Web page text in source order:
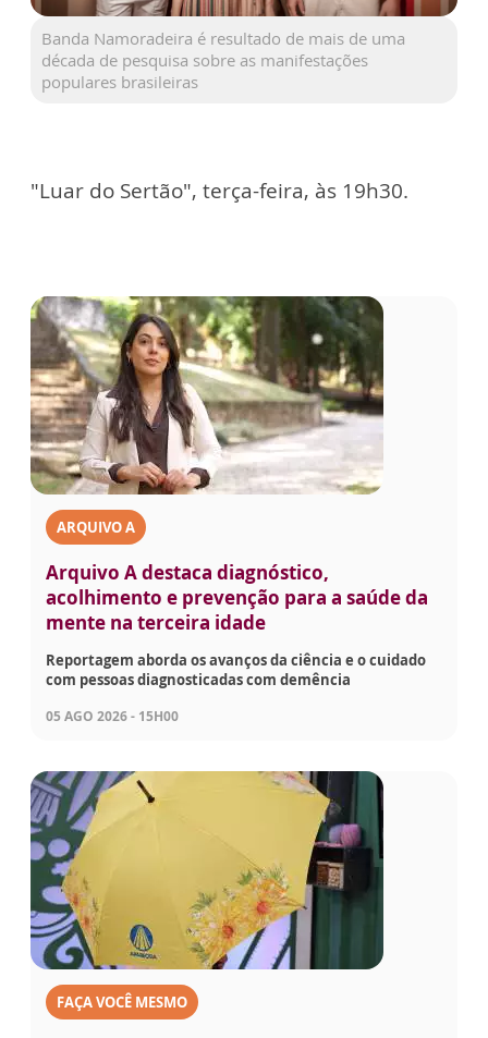
Banda Namoradeira é resultado de mais de uma
década de pesquisa sobre as manifestações
populares brasileiras
"Luar do Sertão", terça-feira, às 19h30.
ARQUIVO A
Arquivo A destaca diagnóstico,
acolhimento e prevenção para a saúde da
mente na terceira idade
Reportagem aborda os avanços da ciência e o cuidado
com pessoas diagnosticadas com demência
05 AGO 2026 - 15H00
FAÇA VOCÊ MESMO